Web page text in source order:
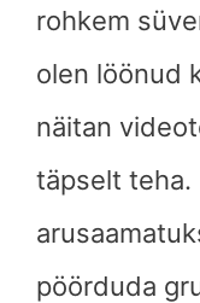
rohkem
olen löönud
näitan
täpselt teha.
pöörduda